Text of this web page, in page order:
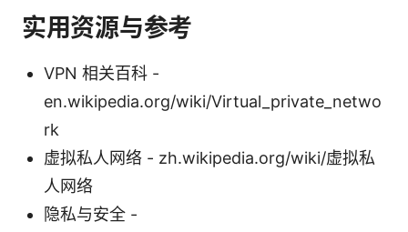
实用资源与参考
VPN 相关百科 -
en.wikipedia.org/wiki/Virtual_private_netwo
rk
虚拟私人网络 - zh.wikipedia.org/wiki/虚拟私
人网络
隐私与安全 -